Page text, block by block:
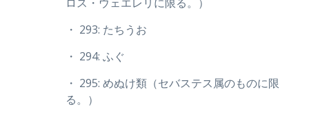
・ 293: たちうお
・ 294: ふぐ
・ 295: めぬけ類（セバステス属のものに限
る。）